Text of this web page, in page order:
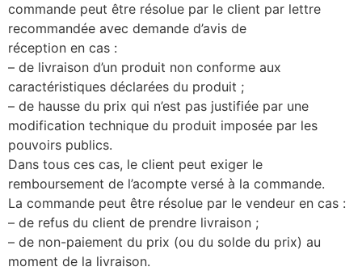
commande peut être résolue par le client par lettre
recommandée avec demande d’avis de
réception en cas :
– de livraison d’un produit non conforme aux
caractéristiques déclarées du produit ;
– de hausse du prix qui n’est pas justifiée par une
modification technique du produit imposée par les
pouvoirs publics.
Dans tous ces cas, le client peut exiger le
remboursement de l’acompte versé à la commande.
La commande peut être résolue par le vendeur en cas :
– de refus du client de prendre livraison ;
– de non-paiement du prix (ou du solde du prix) au
moment de la livraison.